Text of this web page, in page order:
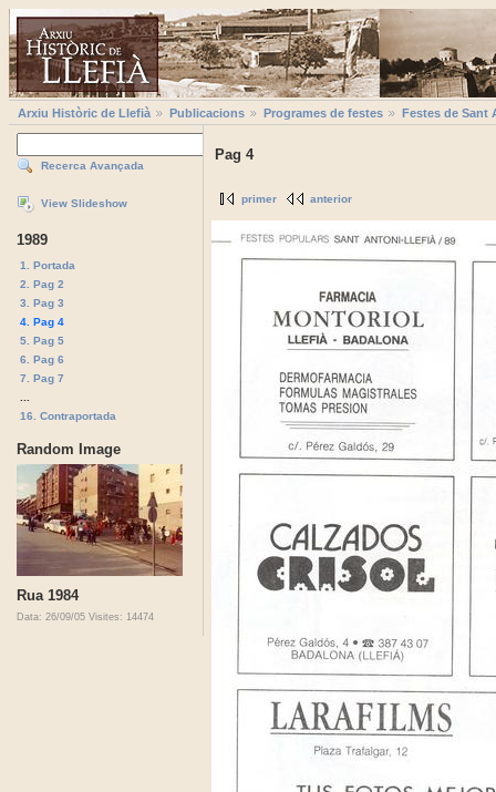
Arxiu Històric de Llefià Publicacions Programes de festes Festes de Sant
Recerca Avançada
View Slideshow
1989
1. Portada
2. Pag 2
3. Pag 3
4. Pag 4
5. Pag 5
6. Pag 6
7. Pag 7
16. Contraportada
Random Image
Rua 1984
Data: 26/09/05 Visites: 14474
Pag 4
primer anterior